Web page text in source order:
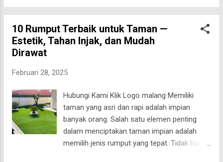
simak penjelasan lengkapnya! berita bola
dalam dan luar negeri 1. Rumput Jepang
Rumput Jepang terkenal dengan teksturnya
yang halus dan daun yang runcing. Cocok
Meski begitu, rumput ini memerlukan
tidak tumbuh terlalu panjang. 2. Rumput
Gajah Mini Jenis rumput ini memiliki daun
lebih lebar, namun ukurannya lebih pendek
dibandingkan rumput gajah biasa.
Kelebihannya adalah mudah dirawat, cepat
10 Rumput Terbaik untuk Taman —
Estetik, Tahan Injak, dan Mudah
Dirawat
Februari 28, 2025
Hubungi Kami Klik Logo malang Memiliki
taman yang asri dan rapi adalah impian
banyak orang. Salah satu elemen penting
dalam menciptakan taman impian adalah
memilih jenis rumput yang tepat. Tidak hanya